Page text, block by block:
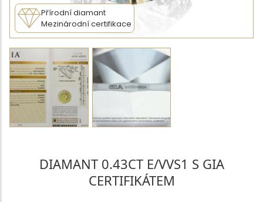
Přírodní diamant
Mezinárodní certifikace
DIAMANT 0.43CT E/VVS1 S GIA
CERTIFIKÁTEM